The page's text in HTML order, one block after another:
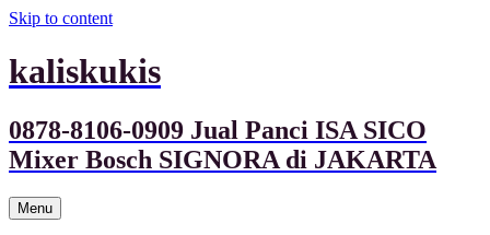
Skip to content
kaliskukis
0878-8106-0909 Jual Panci ISA SICO
Mixer Bosch SIGNORA di JAKARTA
Menu